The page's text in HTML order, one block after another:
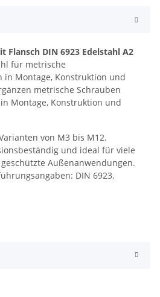
DIN 6923 Edelstahl A2
für metrische
in Montage, Konstruktion und
metrische Schrauben
Montage, Konstruktion und
von M3 bis M12.
und ideal für viele
Außenanwendungen.
DIN 6923.